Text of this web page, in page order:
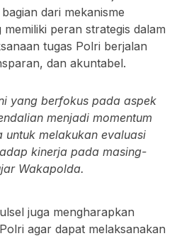
dari mekanisme
peran strategis dalam
tugas Polri berjalan
dan akuntabel.
yang berfokus pada aspek
menjadi momentum
untuk melakukan evaluasi
kinerja pada masing-
Wakapolda.
juga mengharapkan
agar dapat melaksanakan